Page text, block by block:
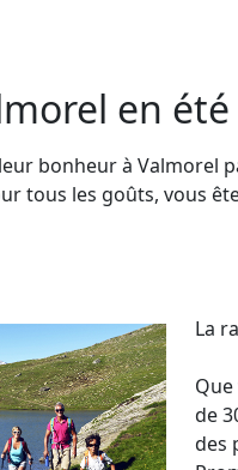
en été
bonheur à Valmorel
tous les goûts, vous
La
de
des